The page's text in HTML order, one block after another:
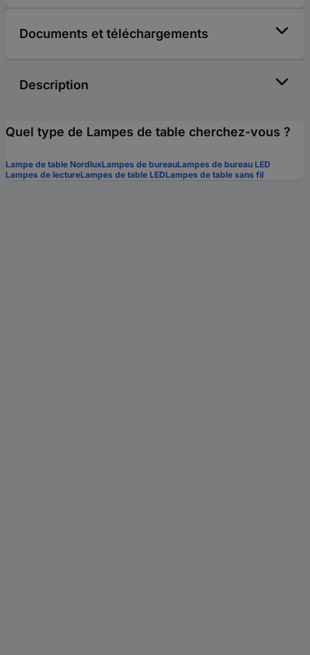
Documents et téléchargements
Description
Quel type de Lampes de table cherchez-vous ?
Lampe de table NordluxLampes de bureauLampes de bureau LED
Lampes de lectureLampes de table LEDLampes de table sans fil